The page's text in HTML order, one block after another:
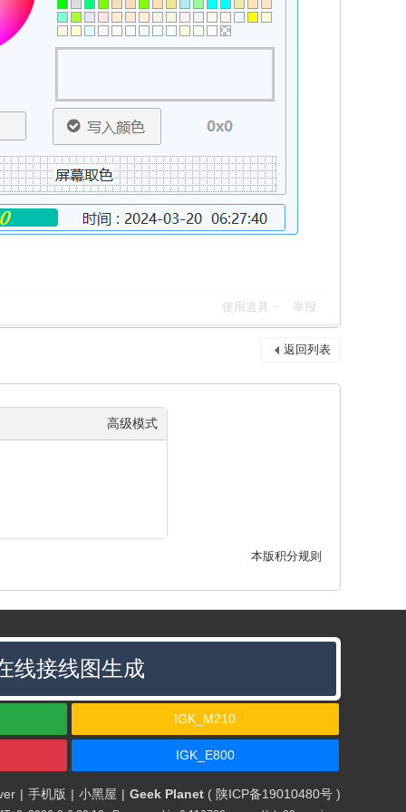
使用道具 举报
返回列表
高级模式
本版积分规则
线接线图生成
IGK_M210
IGK_E800
| 手机版 | 小黑屋 | Geek Planet ( 陕ICP备19010480号 )